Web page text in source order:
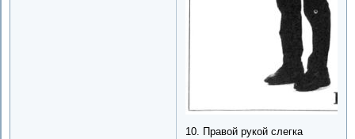
10. Правой рукой слегка